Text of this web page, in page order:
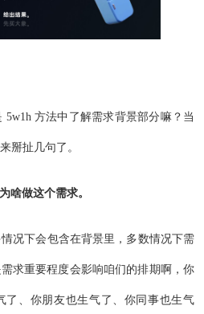
方法中了解需求背景部分嘛？当
掰扯几句了。
啥做这个需求。
况下会包含在背景里，多数情况下需
求重要程度会影响咱们的排期啊，你
了、你朋友也生气了、你同事也生气